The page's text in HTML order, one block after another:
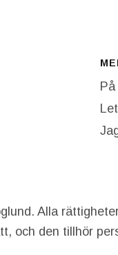
Alla
och den tillhör